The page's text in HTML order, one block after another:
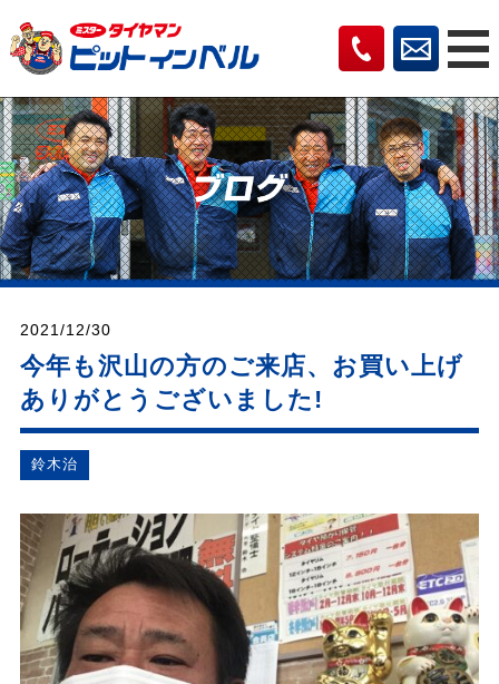
2021/12/30
今年も沢山の方のご来店、お買い上げ
ありがとうございました!
鈴⽊治